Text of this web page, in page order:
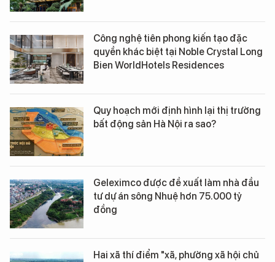
Công nghệ tiên phong kiến tạo đặc
quyền khác biệt tại Noble Crystal Long
Bien WorldHotels Residences
Quy hoạch mới định hình lại thị trường
bất động sản Hà Nội ra sao?
Geleximco được đề xuất làm nhà đầu
tư dự án sông Nhuệ hơn 75.000 tỷ
đồng
Hai xã thí điểm "xã, phường xã hội chủ